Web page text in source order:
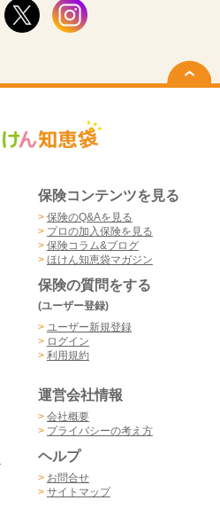
保険コンテンツを見る
> 保険のQ&Aを見る
> プロの加入保険を見る
> 保険コラム&ブログ
> ほけん知恵袋マガジン
保険の質問をする
(ユーザー登録)
> ユーザー新規登録
> ログイン
> 利用規約
運営会社情報
> 会社概要
> プライバシーの考え方
ヘルプ
> お問合せ
> サイトマップ